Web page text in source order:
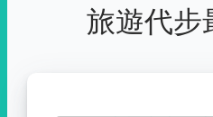
旅遊代步